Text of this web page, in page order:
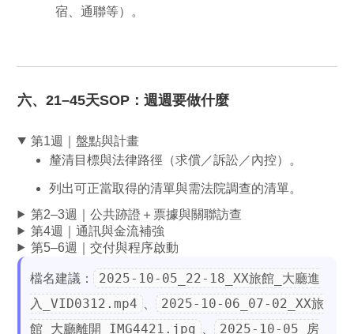
宿、通聯等）。
六、21–45天SOP：週週要做什麼
第1週｜盤點與計畫
釐清目標與法律路徑（求償／訴訟／內控）。
列出可正當取得的清單與需法院調查的清單。
第2–3週｜公共跡證＋票據與關聯訪查
第4週｜通訊與金流補強
第5–6週｜交付與程序啟動
檔名建議： 2025-10-05_22-18_XX旅館_大廳進
入_VID0312.mp4
、 2025-10-06_07-02_XX旅
館_大廳離開_IMG4421.jpg
、 2025-10-05_房